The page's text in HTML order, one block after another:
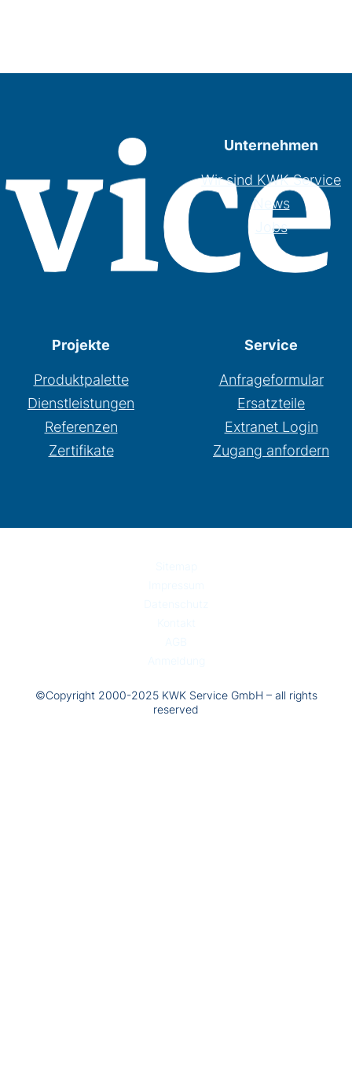
Unternehmen
Wir sind KWK Service
News
Jobs
Projekte
Produktpalette
Dienstleistungen
Referenzen
Zertifikate
Service
Anfrageformular
Ersatzteile
Extranet Login
Zugang anfordern
©Copyright 2000-2025 KWK Service GmbH – all rights
reserved